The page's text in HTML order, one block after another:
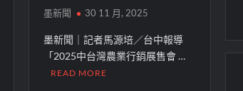
墨新聞 30 11 月, 2025
墨新聞｜記者馬源培／台中報導
「2025中台灣農業行銷展售會 …
READ MORE